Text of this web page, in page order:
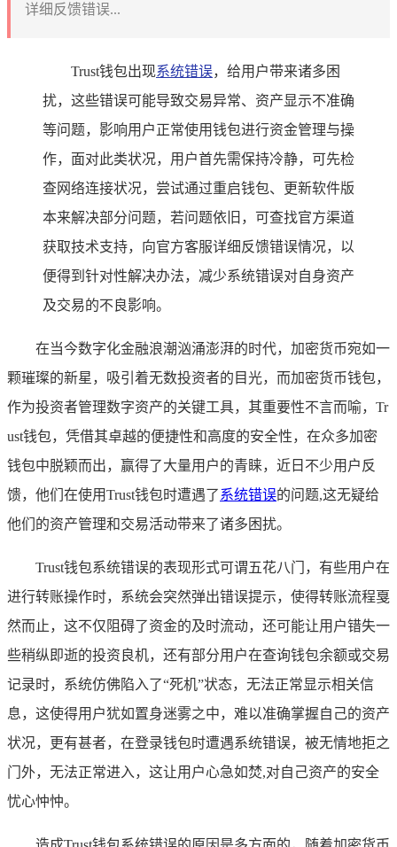
详细反馈错误...
Trust钱包出现系统错误，给用户带来诸多困
扰，这些错误可能导致交易异常、资产显示不准确
等问题，影响用户正常使用钱包进行资金管理与操
作，面对此类状况，用户首先需保持冷静，可先检
查网络连接状况，尝试通过重启钱包、更新软件版
本来解决部分问题，若问题依旧，可查找官方渠道
获取技术支持，向官方客服详细反馈错误情况，以
便得到针对性解决办法，减少系统错误对自身资产
及交易的不良影响。
在当今数字化金融浪潮汹涌澎湃的时代，加密货币宛如一
颗璀璨的新星，吸引着无数投资者的目光，而加密货币钱包，
作为投资者管理数字资产的关键工具，其重要性不言而喻，Tr
ust钱包，凭借其卓越的便捷性和高度的安全性，在众多加密
钱包中脱颖而出，赢得了大量用户的青睐，近日不少用户反
馈，他们在使用Trust钱包时遭遇了系统错误的问题,这无疑给
他们的资产管理和交易活动带来了诸多困扰。
Trust钱包系统错误的表现形式可谓五花八门，有些用户在
进行转账操作时，系统会突然弹出错误提示，使得转账流程戛
然而止，这不仅阻碍了资金的及时流动，还可能让用户错失一
些稍纵即逝的投资良机，还有部分用户在查询钱包余额或交易
记录时，系统仿佛陷入了“死机”状态，无法正常显示相关信
息，这使得用户犹如置身迷雾之中，难以准确掌握自己的资产
状况，更有甚者，在登录钱包时遭遇系统错误，被无情地拒之
门外，无法正常进入，这让用户心急如焚,对自己资产的安全
忧心忡忡。